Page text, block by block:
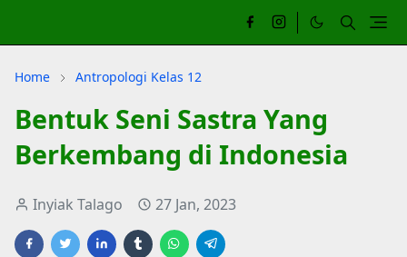
Home Antropologi Kelas 12
Bentuk Seni Sastra Yang
Berkembang di Indonesia
Inyiak Talago 27 Jan, 2023